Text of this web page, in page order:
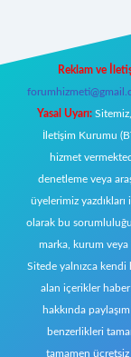
Reklam ve
Yasal Uyarı:
İletişim Kurumu
hizmet
denetleme veya
üyelerimiz
olarak bu
marka, kurum veya
Sitede yalnızca kendi
alan içerikler
hakkında
benzerlikleri
tamamen